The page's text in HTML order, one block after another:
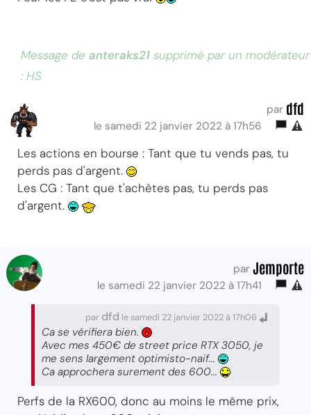
Message de anteraks21 supprimé par un modérateur
: HS
par dfd
le samedi 22 janvier 2022 à 17h56
Les actions en bourse : Tant que tu vends pas, tu
perds pas d'argent.
Les CG : Tant que t'achètes pas, tu perds pas
d'argent.
par Jemporte
le samedi 22 janvier 2022 à 17h41
par dfd le samedi 22 janvier 2022 à 17h06
Ca se vérifiera bien.
Avec mes 450€ de street price RTX 3050, je
me sens largement optimisto-naif...
Ca approchera surement des 600...
Perfs de la RX600, donc au moins le même prix,